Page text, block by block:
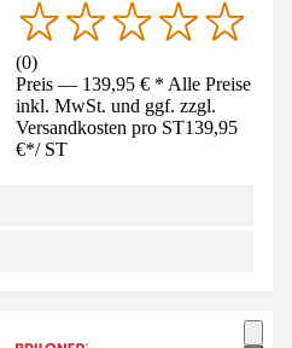
(0)
Preis — 139,95 € * Alle Preise
inkl. MwSt. und ggf. zzgl.
Versandkosten pro ST139,95
€*/ ST